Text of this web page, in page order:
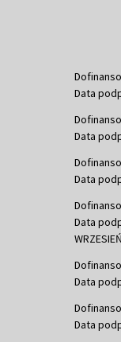
Data
Data
Data
Data
Data
Data